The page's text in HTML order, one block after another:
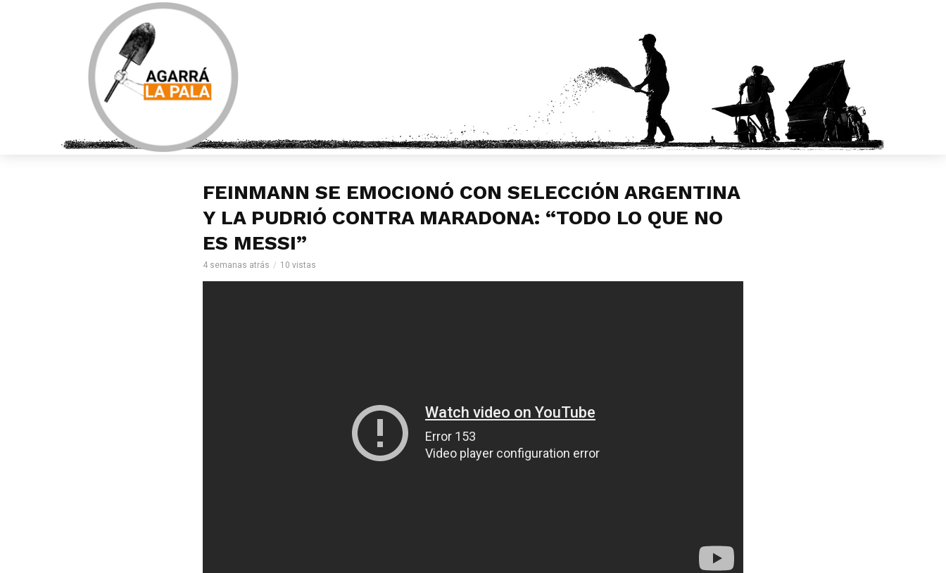
FEINMANN SE EMOCIONÓ CON SELECCIÓN ARGENTINA
Y LA PUDRIÓ CONTRA MARADONA: “TODO LO QUE NO
ES MESSI”
4 semanas atrás 10 vistas